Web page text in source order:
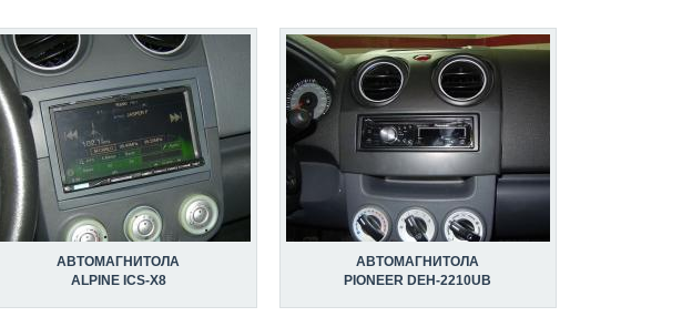
АВТОМАГНИТОЛА
ALPINE ICS-X8
АВТОМАГНИТОЛА
PIONEER DEH-2210UB